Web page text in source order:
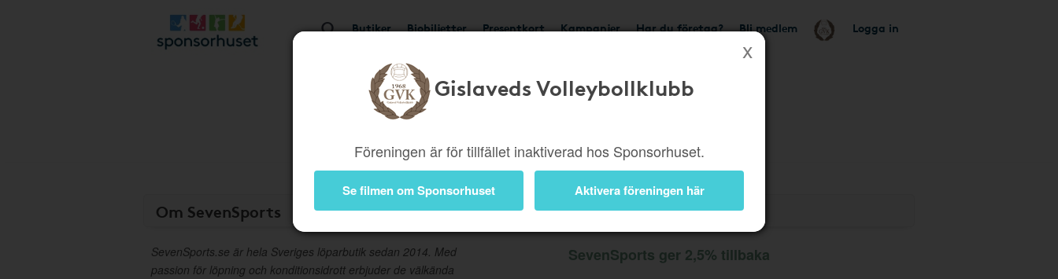
Butiker Biobiljetter Presentkort Kampanjer Har du företag? Bli medlem Logga in
Gislaveds Volleybollklubb
Föreningen är för tillfället inaktiverad hos Sponsorhuset.
Se filmen om Sponsorhuset Aktivera föreningen här
Om SevenSports
SevenSports.se är hela Sveriges löparbutik sedan 2014. Med
passion för löpning och konditionsidrott erbjuder de välkända
Information
SevenSports ger 2,5% tillbaka